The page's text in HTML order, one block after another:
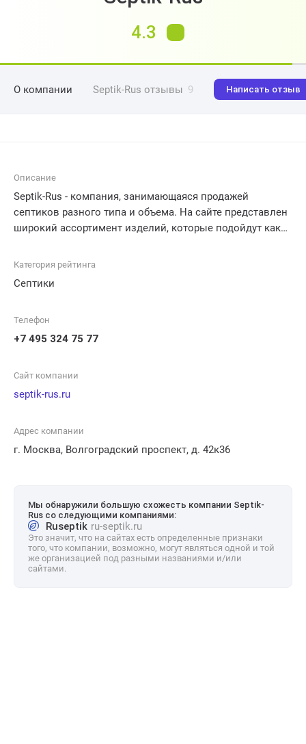
4.3
О компании Septik-Rus отзывы 9 Написать отзыв
Описание
Septik-Rus - компания, занимающаяся продажей
септиков разного типа и объема. На сайте представлен
широкий ассортимент изделий, которые подойдут как
промышленных объектов. Кроме того, компания
септиков, гарантируя качественное выполнение работ и
в своем выборе и доверьтесь опыту и
профессионализму компании Septik-Rus.
Категория рейтинга
Септики
Телефон
+7 495 324 75 77
Сайт компании
septik-rus.ru
Адрес компании
г. Москва, Волгоградский проспект, д. 42к36
Мы обнаружили большую схожесть компании Septik-
Rus со следующими компаниями:
Ruseptik ru-septik.ru
Это значит, что на сайтах есть определенные признаки
того, что компании, возможно, могут являться одной и той
же организацией под разными названиями и/или
сайтами.